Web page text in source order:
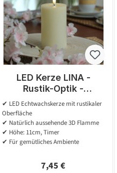
LED Kerze LINA -
Rustik-Optik -
Echtwachs - 3D
Flamme - H: 11cm - D:
7cm - Batterie - Timer
- creme
✔ LED Echtwachskerze mit rustikaler
Oberfläche
✔ Natürlich aussehende 3D Flamme
✔ Höhe: 11cm, Timer
✔ Für gemütliches Ambiente
Regulärer Preis:
7,45 €